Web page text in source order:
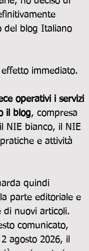
del blog Italiano
effetto immediato.
operativi i servizi
il blog, compresa
il NIE bianco, il NIE
e attività
quindi
parte editoriale e
di nuovi articoli.
comunicato,
agosto 2026, il